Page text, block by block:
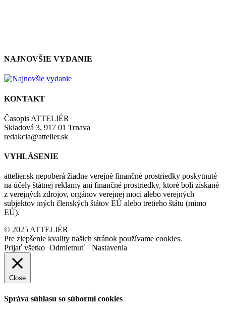
NAJNOVŠIE VYDANIE
KONTAKT
Časopis ATTELIÉR
Skladová 3, 917 01 Trnava
redakcia@attelier.sk
VYHLÁSENIE
attelier.sk nepoberá žiadne verejné finančné prostriedky poskytnuté
na účely štátnej reklamy ani finančné prostriedky, ktoré boli získané
z verejných zdrojov, orgánov verejnej moci alebo verejných
subjektov iných členských štátov EÚ alebo tretieho štátu (mimo
EÚ).
© 2025 ATTELIÉR
Pre zlepšenie kvality našich stránok používame cookies.
Prijať všetko Odmietnuť Nastavenia
Close
Správa súhlasu so súbormi cookies